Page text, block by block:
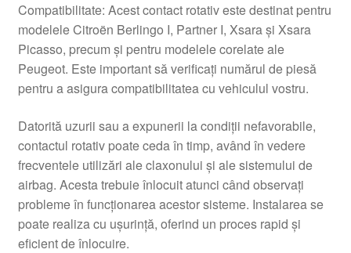
Compatibilitate: Acest contact rotativ este destinat pentru
modelele Citroën Berlingo I, Partner I, Xsara și Xsara
Picasso, precum și pentru modelele corelate ale
Peugeot. Este important să verificați numărul de piesă
pentru a asigura compatibilitatea cu vehiculul vostru.
Datorită uzurii sau a expunerii la condiții nefavorabile,
contactul rotativ poate ceda în timp, având în vedere
frecventele utilizări ale claxonului și ale sistemului de
airbag. Acesta trebuie înlocuit atunci când observați
probleme în funcționarea acestor sisteme. Instalarea se
poate realiza cu ușurință, oferind un proces rapid și
eficient de înlocuire.